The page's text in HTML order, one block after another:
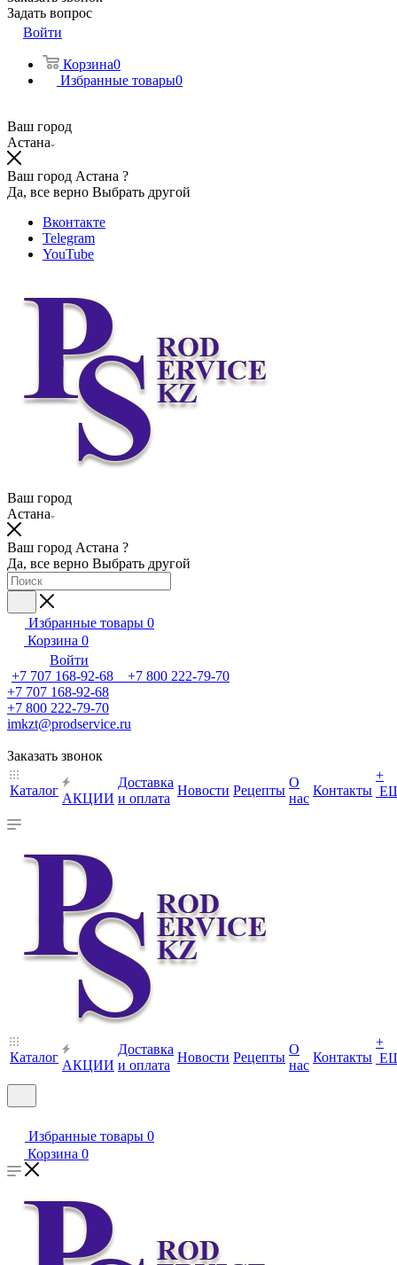
Задать вопрос
Войти
Корзина0
Избранные товары0
Ваш город
Астана
Ваш город Астана ?
Да, все верно Выбрать другой
Вконтакте
Telegram
YouTube
Ваш город
Астана
Ваш город Астана ?
Да, все верно Выбрать другой
Избранные товары 0
Корзина 0
Войти
+7 707 168-92-68 +7 800 222-79-70
+7 707 168-92-68
+7 800 222-79-70
imkzt@prodservice.ru
Заказать звонок
Каталог
АКЦИИ
Доставка
и оплата
Новости Рецепты
О
нас
Контакты
+
Каталог
АКЦИИ
Доставка
и оплата
Новости Рецепты
О
нас
Контакты
+
Избранные товары 0
Корзина 0